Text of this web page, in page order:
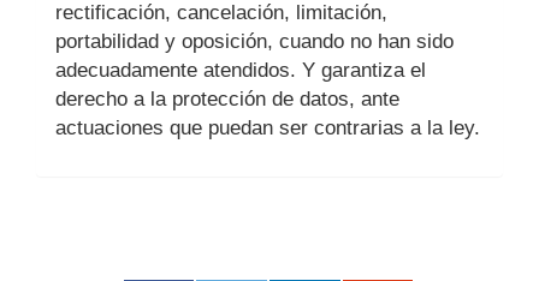
rectificación, cancelación, limitación,
portabilidad y oposición, cuando no han sido
adecuadamente atendidos. Y garantiza el
derecho a la protección de datos, ante
actuaciones que puedan ser contrarias a la ley.